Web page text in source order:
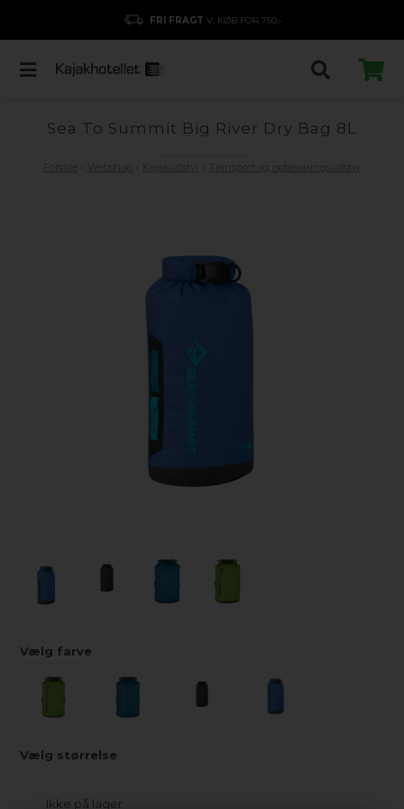
FRI FRAGT V. KØB FOR 750,-
Sea To Summit Big River Dry Bag 8L
Vælg farve
Vælg størrelse
Ikke på lager